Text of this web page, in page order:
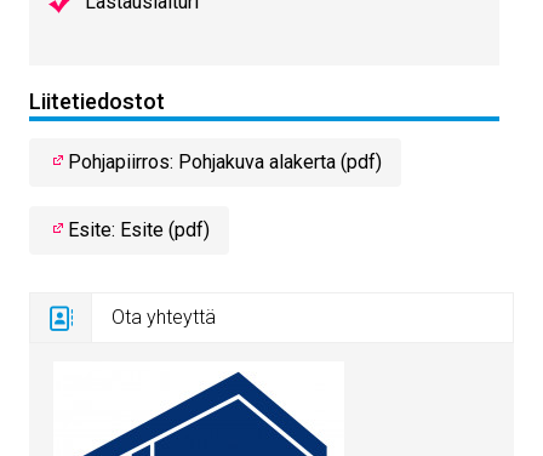
Liitetiedostot
Pohjapiirros: Pohjakuva alakerta (pdf)
Esite: Esite (pdf)
Ota yhteyttä